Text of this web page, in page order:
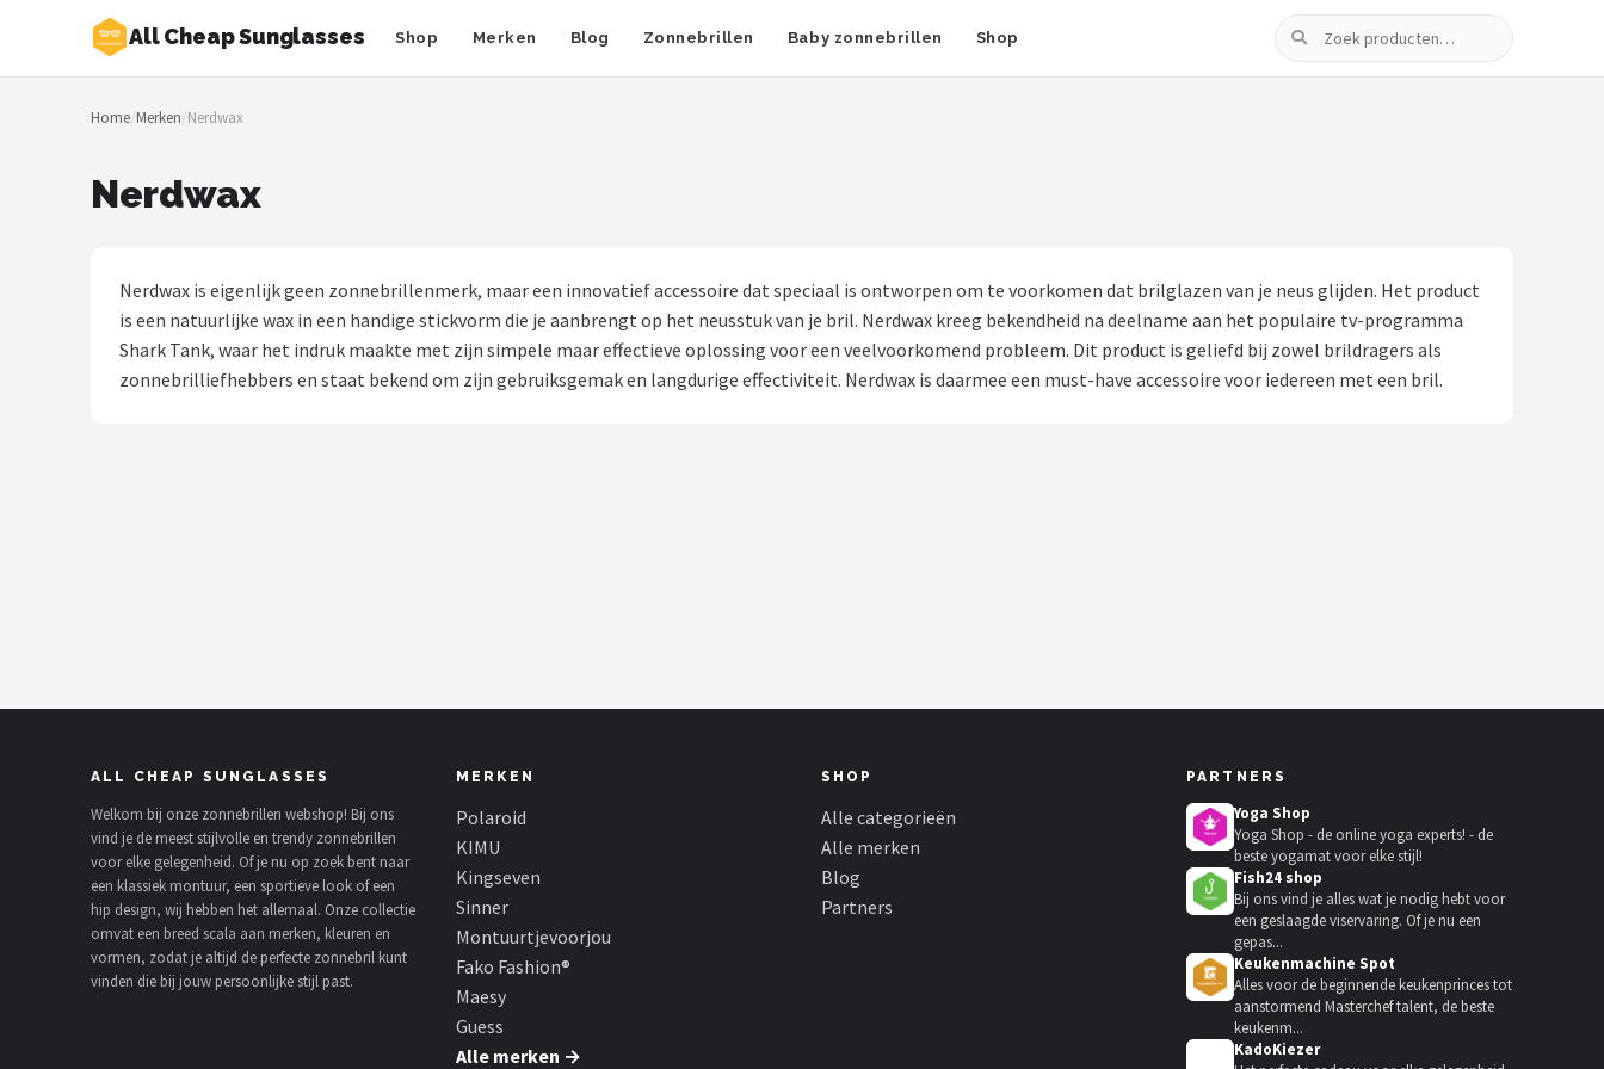
All Cheap Sunglasses Shop Merken Blog Zonnebrillen Baby zonnebrillen Shop
Zoeken
Zoeken
NAVIGATIE
Zonnebrillen
Montuurtjevoorjou
Fako Fashion®
Maesy
Guess
Home/Merken/Nerdwax
Nerdwax
Nerdwax is eigenlijk geen zonnebrillenmerk, maar een innovatief accessoire dat speciaal is ontworpen om te voorkomen dat brilglazen van je neus glijden. Het product
is een natuurlijke wax in een handige stickvorm die je aanbrengt op het neusstuk van je bril. Nerdwax kreeg bekendheid na deelname aan het populaire tv-programma
Shark Tank, waar het indruk maakte met zijn simpele maar effectieve oplossing voor een veelvoorkomend probleem. Dit product is geliefd bij zowel brildragers als
zonnebrilliefhebbers en staat bekend om zijn gebruiksgemak en langdurige effectiviteit. Nerdwax is daarmee een must-have accessoire voor iedereen met een bril.
ALL CHEAP SUNGLASSES
Welkom bij onze zonnebrillen webshop! Bij ons
vind je de meest stijlvolle en trendy zonnebrillen
voor elke gelegenheid. Of je nu op zoek bent naar
een klassiek montuur, een sportieve look of een
hip design, wij hebben het allemaal. Onze collectie
omvat een breed scala aan merken, kleuren en
vormen, zodat je altijd de perfecte zonnebril kunt
vinden die bij jouw persoonlijke stijl past.
MERKEN
Polaroid
KIMU
Kingseven
Sinner
Montuurtjevoorjou
Fako Fashion®
Maesy
Guess
Alle merken →
SHOP
Alle categorieën
Alle merken
Blog
Partners
PARTNERS
Yoga Shop
Yoga Shop - de online yoga experts! - de
beste yogamat voor elke stijl!
Fish24 shop
Bij ons vind je alles wat je nodig hebt voor
een geslaagde viservaring. Of je nu een
gepas...
Keukenmachine Spot
Alles voor de beginnende keukenprinces tot
aanstormend Masterchef talent, de beste
keukenm...
KadoKiezer